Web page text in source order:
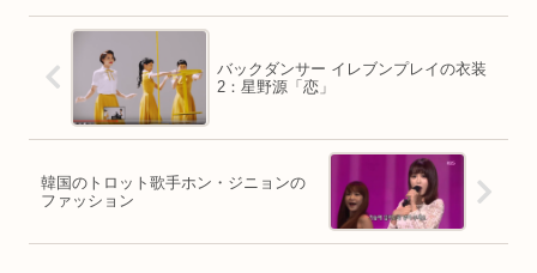
バックダンサー イレブンプレイの衣装
2：星野源「恋」
韓国のトロット歌手ホン・ジニョンの
ファッション